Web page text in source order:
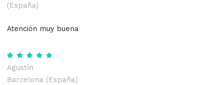
(España)
Atención muy buena
Agustín
Barcelona (España)